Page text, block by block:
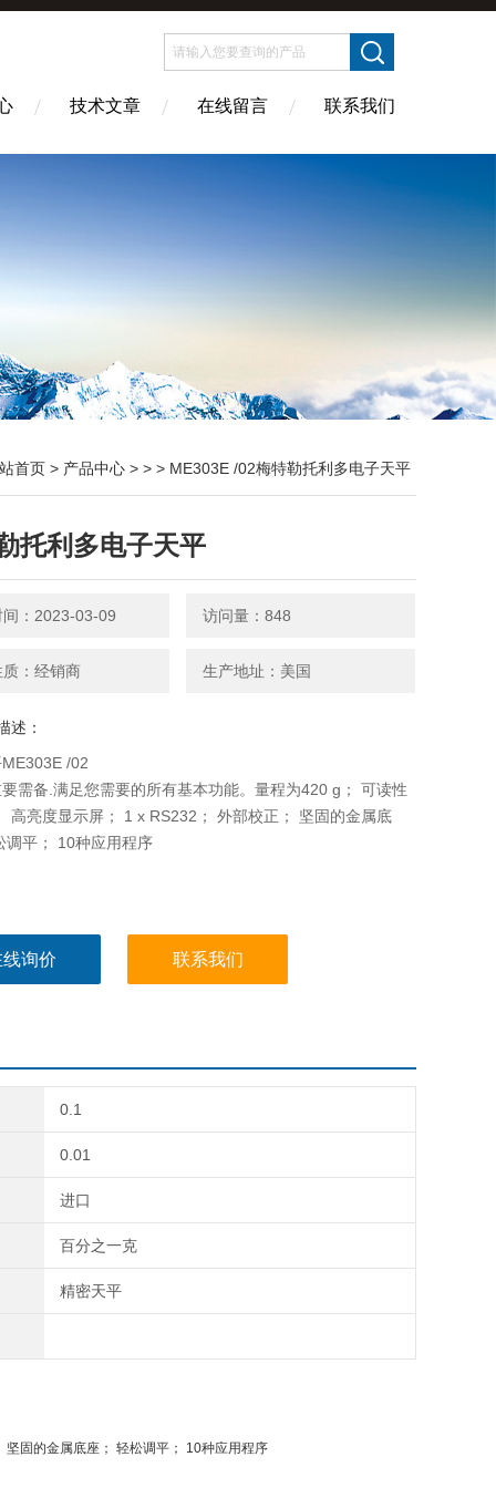
技术文章 在线留言 联系我们
首页 > 产品中心 > > > ME303E /02梅特勒托利多电子天平
托利多电子天平
间：2023-03-09 访问量：848
：经销商 生产地址：美国
述：
/02
需备.满足您需要的所有基本功能。量程为420 g； 可读性
高亮度显示屏； 1 x RS232； 外部校正； 坚固的金属底
调平； 10种应用程序
询价 联系我们
0.1
0.01
进口
百分之一克
精密天平
固的金属底座； 轻松调平； 10种应用程序